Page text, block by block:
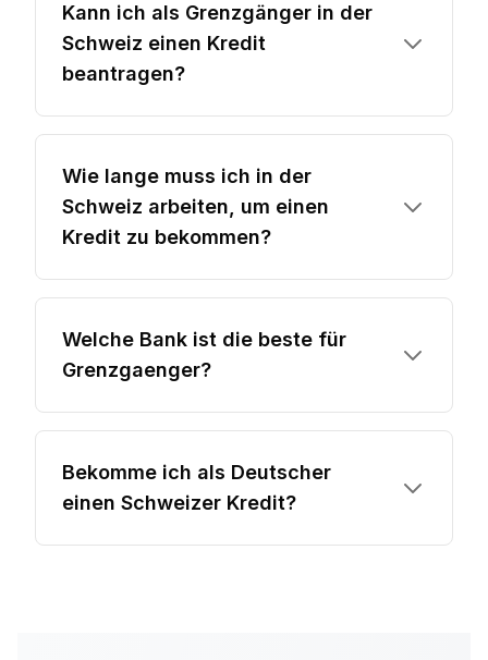
Kann ich als Grenzgänger in der
Schweiz einen Kredit
beantragen?
Wie lange muss ich in der
Schweiz arbeiten, um einen
Kredit zu bekommen?
Welche Bank ist die beste für
Grenzgaenger?
Bekomme ich als Deutscher
einen Schweizer Kredit?